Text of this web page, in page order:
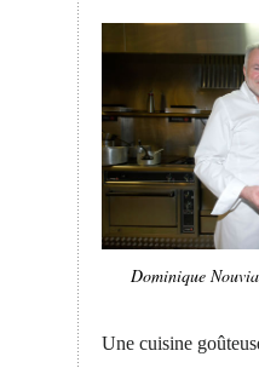
Dominique
Une cuisine